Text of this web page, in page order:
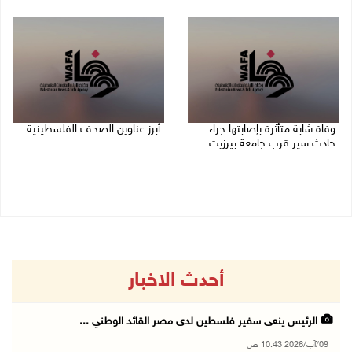
وفاة شابة متأثرة بإصابتها جراء
حادث سير قرب جامعة بيرزيت
أبرز عناوين الصحف الفلسطينية
أحدث الاخبار
الرئيس ينعى سفير فلسطين لدى مصر القائد الوطني ...
09/آب/2026 10:43 ص